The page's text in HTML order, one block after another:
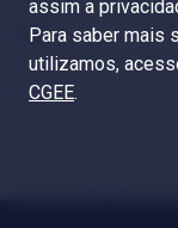
assim a
Para saber mais
utilizamos,
CGEE.